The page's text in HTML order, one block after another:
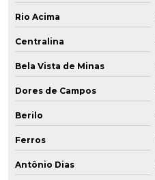
Rio Acima
Centralina
Bela Vista de Minas
Dores de Campos
Berilo
Ferros
Antônio Dias